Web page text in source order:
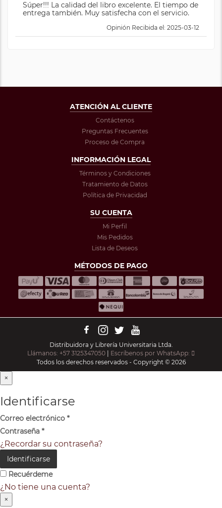
Súper!!! La calidad del libro excelente. El tiempo de
entrega también. Muy satisfecha con el servicio.
Opinión Recibida el: 2025-03-12
ATENCIÓN AL CLIENTE
Contáctenos
Preguntas Frecuentes
Proceso de Compra
INFORMACIÓN LEGAL
Términos y Condiciones
Tratamiento de Datos
Política de Privacidad
SU CUENTA
Mi Perfil
Mis Pedidos
Lista de Deseos
MÉTODOS DE PAGO
Distribuidora y Librería Universitaria Ltda.
Llámanos: +57 3125347050
Escríbenos por WhatsApp:
Todos los derechos reservados - Copyright © 2026
×
Identificarse
Correo electrónico *
Contraseña *
¿Recordar su contraseña?
Identificarse
Recuérdeme
¿No tiene una cuenta?
×